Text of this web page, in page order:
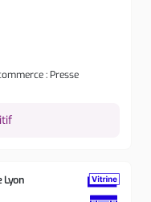
: Presse
Lyon